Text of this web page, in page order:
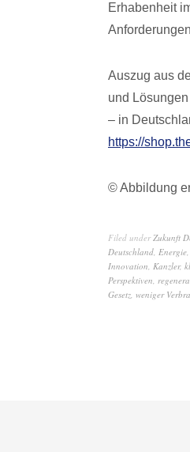
Erhabenheit
Auszug aus
und
– in
https://
© Abbildung
Filed underZukunft
Deutschland, Energie,
Innovation, Kanzler,
Perspektiven,
Gesetz, weniger